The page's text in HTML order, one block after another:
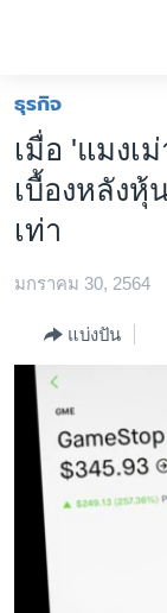
ต่อ
ข้าม
ไป
เนื้อหา
หลัก
ไป
ข้าม
ค้นหา
หน้าหลัก
โลก
เอเชีย
ไทย
ธุรกิจ
วิทยาศาสตร์
สังคมและสุขภาพ
ไลฟ์สไตล์
ตรวจสอบข่าว
เรียนรู้ภาษาอังกฤษ
พอดคาสต์
ธุรกิจ
เมื่อ 'แมงเ
เบื้องหลังหุ้
เท่า
มกราคม 30, 2564
แบ่งปัน